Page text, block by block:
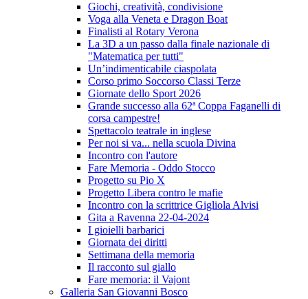
Giochi, creatività, condivisione
Voga alla Veneta e Dragon Boat
Finalisti al Rotary Verona
La 3D a un passo dalla finale nazionale di
"Matematica per tutti"
Un’indimenticabile ciaspolata
Corso primo Soccorso Classi Terze
Giornate dello Sport 2026
Grande successo alla 62ª Coppa Faganelli di
corsa campestre!
Spettacolo teatrale in inglese
Per noi si va... nella scuola Divina
Incontro con l'autore
Fare Memoria - Oddo Stocco
Progetto su Pio X
Progetto Libera contro le mafie
Incontro con la scrittrice Gigliola Alvisi
Gita a Ravenna 22-04-2024
I gioielli barbarici
Giornata dei diritti
Settimana della memoria
Il racconto sul giallo
Fare memoria: il Vajont
Galleria San Giovanni Bosco